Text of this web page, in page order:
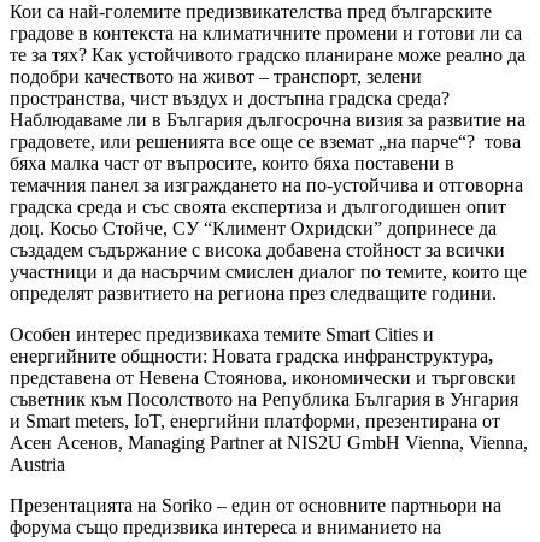
Кои са най-големите предизвикателства пред българските
градове в контекста на климатичните промени и готови ли са
те за тях? Как устойчивото градско планиране може реално да
подобри качеството на живот – транспорт, зелени
пространства, чист въздух и достъпна градска среда?
Наблюдаваме ли в България дългосрочна визия за развитие на
градовете, или решенията все още се вземат „на парче“? това
бяха малка част от въпросите, които бяха поставени в
темачния панел за изграждането на по-устойчива и отговорна
градска среда и със своята експертиза и дългогодишен опит
доц. Косьо Стойче, СУ “Климент Охридски” допринесе да
създадем съдържание с висока добавена стойност за всички
участници и да насърчим смислен диалог по темите, които ще
определят развитието на региона през следващите години.
Особен интерес предизвикаха темите Smart Cities и
енергийните общности: Новата градска инфранструктура,
представена от Невена Стоянова, икономически и търговски
съветник към Посолството на Република България в Унгария
и Smart meters, IoT, енергийни платформи, презентирана от
Асен Асенов, Managing Partner at NIS2U GmbH Vienna, Vienna,
Austria
Презентацията на Soriko – един от основните партньори на
форума също предизвика интереса и вниманието на